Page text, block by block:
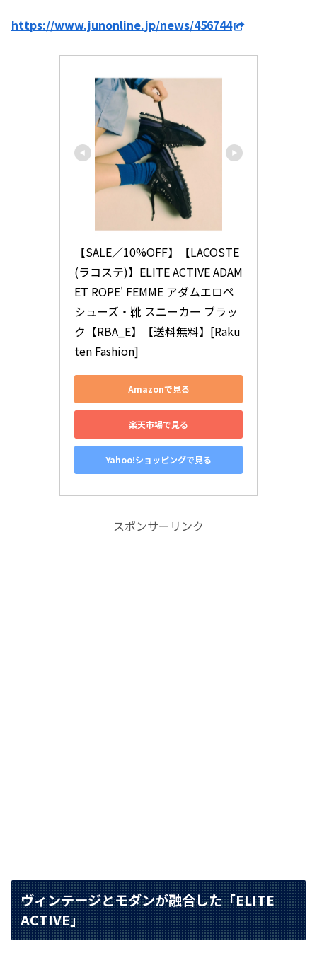
https://www.junonline.jp/news/456744
【SALE／10%OFF】【LACOSTE
(ラコステ)】ELITE ACTIVE ADAM
ET ROPE' FEMME アダムエロペ
シューズ・靴 スニーカー ブラッ
ク【RBA_E】【送料無料】[Raku
ten Fashion]
Amazonで見る
楽天市場で見る
Yahoo!ショッピングで見る
スポンサーリンク
ヴィンテージとモダンが融合した「ELITE
ACTIVE」